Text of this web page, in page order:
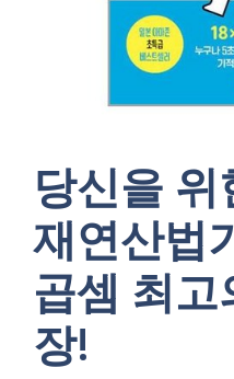
당신을 위
재연산법
곱셈 최
장!